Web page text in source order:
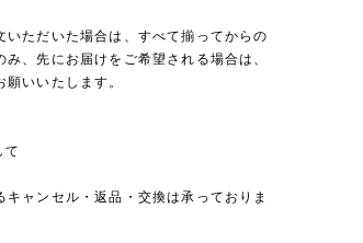
ただいた場合は、すべて揃ってからの
、先にお届けをご希望される場合は、
いいたします。
て
ャンセル・返品・交換は承っておりま